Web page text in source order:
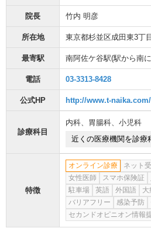
院長 竹内 明彦
所在地 東京都杉並区成田東3丁
最寄駅 南阿佐ケ谷駅(駅から南
電話 03-3313-8428
公式HP http://www.t-naika.com/
診療科目
内科、 胃腸科、 小児科
近くの医療機関を診療
特徴
オンライン診療 ネット
女性医師
スマホ保険証
駐車場
英語 外国語 大
バリアフリー
感染予防
セカンドオピニオン情報